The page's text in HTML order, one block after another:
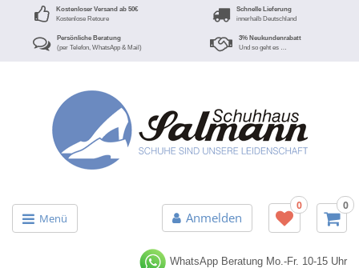
Kostenloser Versand ab 50€
Kostenlose Retoure
Schnelle Lieferung
innerhalb Deutschland
Persönliche Beratung
(per Telefon, WhatsApp & Mail)
3% Neukundenrabatt
Und so geht es …
Menü Anmelden
0 0
WhatsApp Beratung Mo.-Fr. 10-15 Uhr